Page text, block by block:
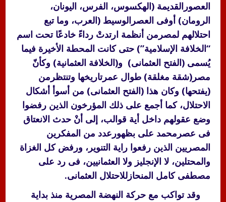
العصورالقديمة (الهكسوس، الفرس، اليونان،
الرومان) أوفى العصرالوسيط (العرب، وما تبع
احتلالهم لمصرمن أنظمة ارتدتْ رداءً خادعًا تحت اسم
“الخلافة الإسلامية”) حتى كانت المحطة الأخيرة فيما
يُسمى (الفتح العثمانى) و(الخلافة العثمانية) وكأنّ
مصر(شقة مغلقة) طوال عمرتاريخها وتنتظرمن
(يفتحها) وكان هذا (الفتح العثمانى) من أسوأ أشكال
الاحتلال، كما أجمع على ذلك المؤرخون الذين رفضوا
وضع عقولهم داخل أية قوالب، إلى أنْ حدث الانعتاق
فى عصرمحمد على بظهورعدد من المفكرين
المصريين الذين رفعوا راية التنوير، ورفض كل الغزاة
والمحتلين، لا الإنجليز ولا العثمانيين، فى رد على
مصطفى كامل المنحازللاحتلال العثمانى.
وقد تواكب مع حركة النهضة المصرية منذ بداية